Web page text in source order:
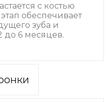
с костью
обеспечивает
зуба и
до 6 месяцев.